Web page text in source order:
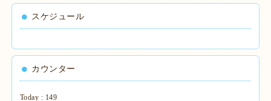
スケジュール
カウンター
Today : 149